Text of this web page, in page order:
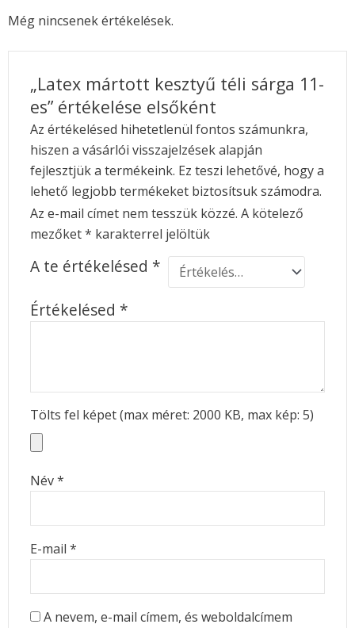
Még nincsenek értékelések.
„Latex mártott kesztyű téli sárga 11-
es” értékelése elsőként
Az értékelésed hihetetlenül fontos számunkra,
hiszen a vásárlói visszajelzések alapján
fejlesztjük a termékeink. Ez teszi lehetővé, hogy a
lehető legjobb termékeket biztosítsuk számodra.
Az e-mail címet nem tesszük közzé. A kötelező
mezőket* karakterrel jelöltük
A te értékelésed *
Értékelésed *
Tölts fel képet (max méret: 2000 KB, max kép: 5)
Név*
E-mail *
A nevem, e-mail címem, és weboldalcímem